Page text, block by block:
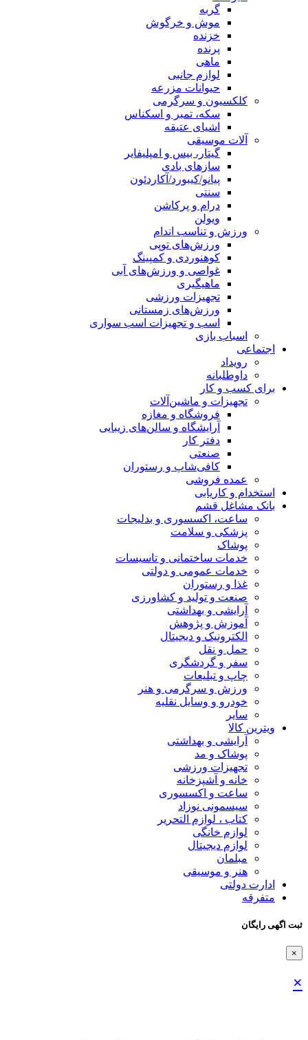
گربه
موش و خرگوش
خزنده
پرنده
ماهی
لوازم جانبی
حیوانات مزرعه
کلکسیون و سرگرمی
سکه، تمبر و اسکناس
اشیای عتیقه
آلات موسیقی
گیتار، بیس و امپلیفایر
سازهای بادی
پیانو/کیبورد/آکاردئون
سنتی
درام و پرکاشن
ویولن
ورزش و تناسب اندام
ورزش‌های توپی
کوهنوردی و کمپینگ
غواصی و ورزش‌های آبی
ماهیگیری
تجهیزات ورزشی
ورزش‌های زمستانی
اسب و تجهیزات اسب سواری
اسباب‌ بازی
اجتماعی
رویداد
داوطلبانه
برای کسب و کار
تجهیزات و ماشین‌آلات
فروشگاه و مغازه
آرایشگاه و سالن‌های زیبایی
دفتر کار
صنعتی
کافی‌شاپ و رستوران
عمده فروشی
استخدام و کاریابی
بانک مشاغل قشم
ساعت، اکسسوری و بدلیجات
پزشکی و سلامت
پوشاک
خدمات ساختمانی و تاسیسات
خدمات عمومی و دولتی
غذا و رستوران
صنعت و تولید و کشاورزی
آرایشی و بهداشتی
آموزش و پژوهش
الکترونیک و دیجیتال
حمل و نقل
سفر و گردشگری
چاپ و تبلیعات
ورزش و سرگرمی و هنر
خودرو و وسایل نقلیه
سایر
ویترین کالا
آرایشی و بهداشتی
پوشاک و مد
تجهیزات ورزشی
خانه و آشپزخانه
ساعت و اکسسوری
سیسمونی نوزاد
کتاب ، لوازم التحریر
لوازم خانگی
لوازم دیجیتال
مبلمان
هنر و موسیقی
ادارت دولتی
متفرقه
ثبت اگهی رایگان
×
×